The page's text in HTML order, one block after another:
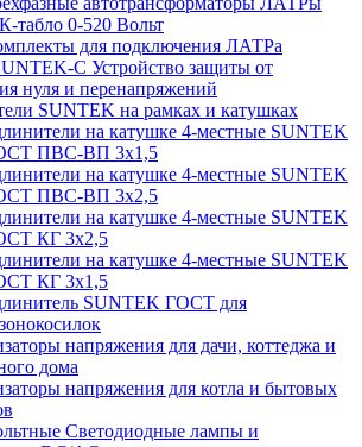
табло 0-520 Вольт
для подключения ЛАТРа
C Устройство защиты от
нуля и перенапряжений
SUNTEK на рамках и катушках
на катушке 4-местные SUNTEK
ПВС-ВП 3х1,5
на катушке 4-местные SUNTEK
ПВС-ВП 3х2,5
на катушке 4-местные SUNTEK
КГ 3х2,5
на катушке 4-местные SUNTEK
КГ 3х1,5
SUNTEK ГОСТ для
напряжения для дачи, коттеджа и
дома
напряжения для котла и бытовых
Светодиодные лампы и